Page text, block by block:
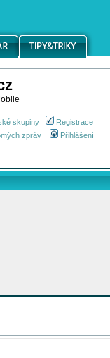
skupiny
Registrace
zpráv Přihlášení